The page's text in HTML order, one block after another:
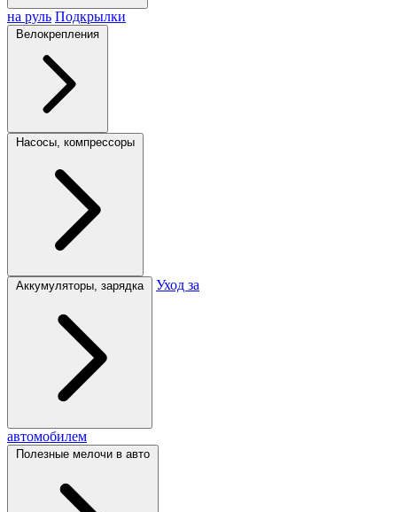
на руль Подкрылки
Велокрепления
Насосы, компрессоры
Аккумуляторы, зарядка Уход за
автомобилем
Полезные мелочи в авто